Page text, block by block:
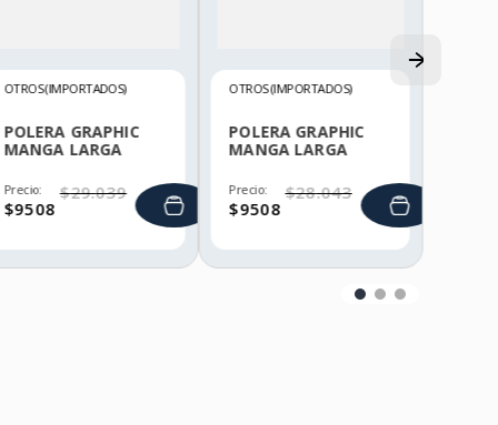
OTROS (IMPORTADOS)
POLERA GRAPHIC
MANGA LARGA
Precio:
$9508
$29.039
OTROS (IMPORTADOS)
POLERA GRAPHIC
MANGA LARGA
Precio:
$9508
$28.043